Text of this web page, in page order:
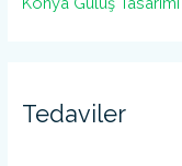
Tedaviler